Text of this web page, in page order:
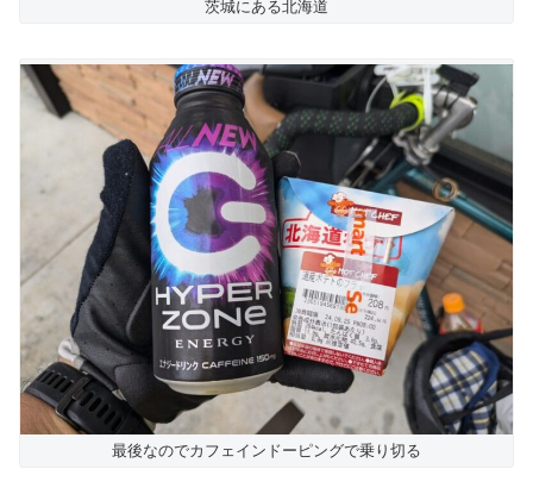
茨城にある北海道
最後なのでカフェインドーピングで乗り切る